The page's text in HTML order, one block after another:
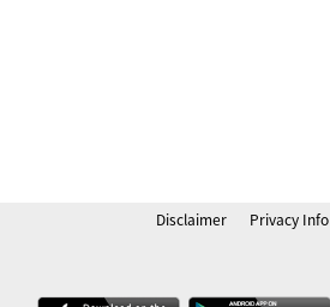
Disclaimer Privacy Info